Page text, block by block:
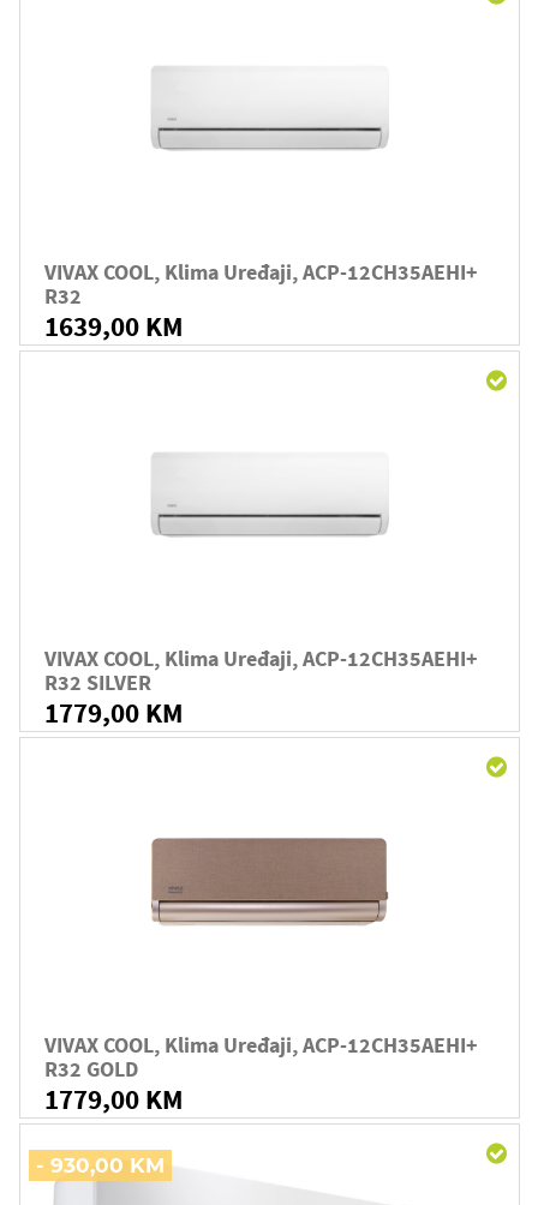
VIVAX COOL, Klima Uređaji, ACP-12CH35AEHI+
R32
1639,00 KM
VIVAX COOL, Klima Uređaji, ACP-12CH35AEHI+
R32 SILVER
1779,00 KM
VIVAX COOL, Klima Uređaji, ACP-12CH35AEHI+
R32 GOLD
1779,00 KM
- 930,00 KM